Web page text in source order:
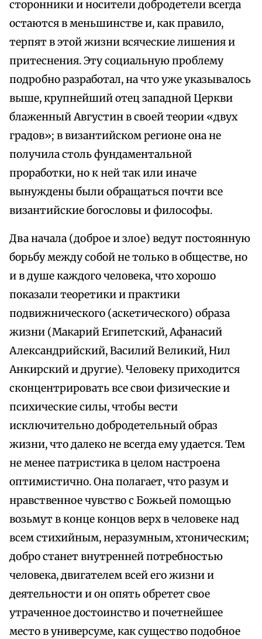
сторонники и носители добродетели всегда
остаются в меньшинстве и, как правило,
терпят в этой жизни всяческие лишения и
притеснения. Эту социальную проблему
подробно разработал, на что уже указывалось
выше, крупнейший отец западной Церкви
блаженный Августин в своей теории «двух
градов»; в византийском регионе она не
получила столь фундаментальной
проработки, но к ней так или иначе
вынуждены были обращаться почти все
византийские богословы и философы.
Два начала (доброе и злое) ведут постоянную
борьбу между собой не только в обществе, но
и в душе каждого человека, что хорошо
показали теоретики и практики
подвижнического (аскетического) образа
жизни (Макарий Египетский, Афанасий
Александрийский, Василий Великий, Нил
Анкирский и другие). Человеку приходится
сконцентрировать все свои физические и
психические силы, чтобы вести
исключительно добродетельный образ
жизни, что далеко не всегда ему удается. Тем
не менее патристика в целом настроена
оптимистично. Она полагает, что разум и
нравственное чувство с Божьей помощью
возьмут в конце концов верх в человеке над
всем стихийным, неразумным, хтоническим;
добро станет внутренней потребностью
человека, двигателем всей его жизни и
деятельности и он опять обретет свое
утраченное достоинство и почетнейшее
место в универсуме, как существо подобное